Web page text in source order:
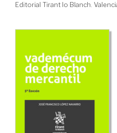
Editorial Tirant lo Blanch.